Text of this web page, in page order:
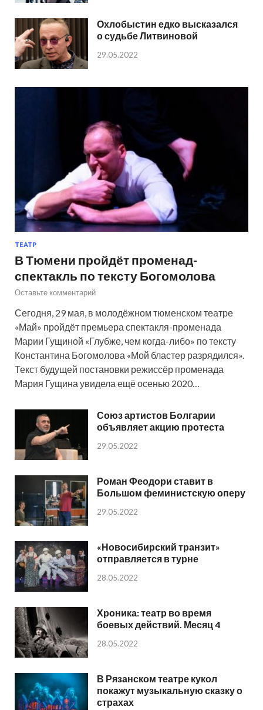
Охлобыстин едко высказался
о судьбе Литвиновой
29.05.2022
ТЕАТР
В Тюмени пройдёт променад-
спектакль по тексту Богомолова
Оставьте комментарий
Сегодня, 29 мая, в молодёжном тюменском театре
«Май» пройдёт премьера спектакля-променада
Марии Гущиной «Глубже, чем когда-либо» по тексту
Константина Богомолова «Мой бластер разрядился».
Текст будущей постановки режиссёр променада
Мария Гущина увидела ещё осенью 2020…
Союз артистов Болгарии
объявляет акцию протеста
29.05.2022
Роман Феодори ставит в
Большом феминистскую оперу
29.05.2022
«Новосибирский транзит»
отправляется в турне
28.05.2022
Хроника: театр во время
боевых действий. Месяц 4
28.05.2022
В Рязанском театре кукол
покажут музыкальную сказку о
страхах